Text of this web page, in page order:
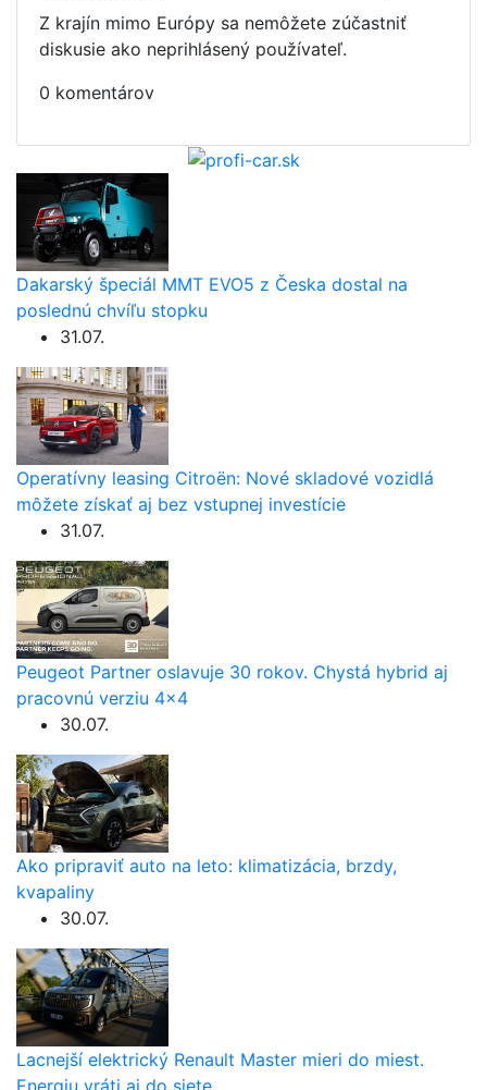
Z krajín mimo Európy sa nemôžete zúčastniť
diskusie ako neprihlásený používateľ.
0 komentárov
Dakarský špeciál MMT EVO5 z Česka dostal na
poslednú chvíľu stopku
31.07.
Operatívny leasing Citroën: Nové skladové vozidlá
môžete získať aj bez vstupnej investície
31.07.
Peugeot Partner oslavuje 30 rokov. Chystá hybrid aj
pracovnú verziu 4×4
30.07.
Ako pripraviť auto na leto: klimatizácia, brzdy,
kvapaliny
30.07.
Lacnejší elektrický Renault Master mieri do miest.